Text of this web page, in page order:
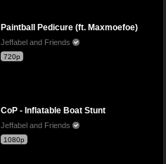
Paintball Pedicure (ft. Maxmoefoe)
Jeffabel and Friends
720p
CoP - Inflatable Boat Stunt
Jeffabel and Friends
1080p